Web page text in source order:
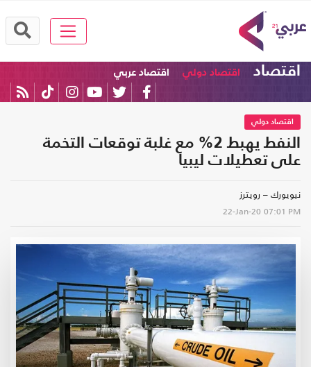
اقتصاد اقتصاد دولي اقتصاد عربي
اقتصاد دولي
النفط يهبط 2% مع غلبة توقعات التخمة
على تعطيلات ليبيا
نيويورك – رويترز
22-Jan-20 07:01 PM